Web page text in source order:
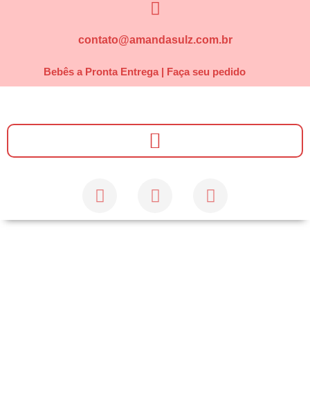
contato@amandasulz.com.br
Bebês a Pronta Entrega | Faça seu pedido